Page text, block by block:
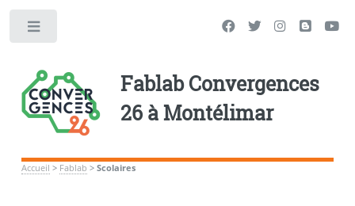
Fablab Convergences
26 à Montélimar
Accueil > Fablab > Scolaires